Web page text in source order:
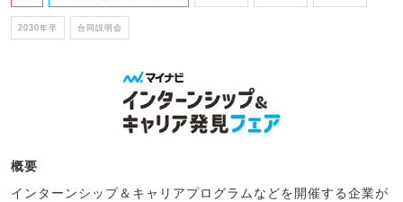
2030年卒 合同説明会
概要
インターンシップ＆キャリアプログラムなどを開催する企業が